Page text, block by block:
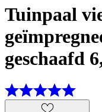
Tuinpaal
geschaafd